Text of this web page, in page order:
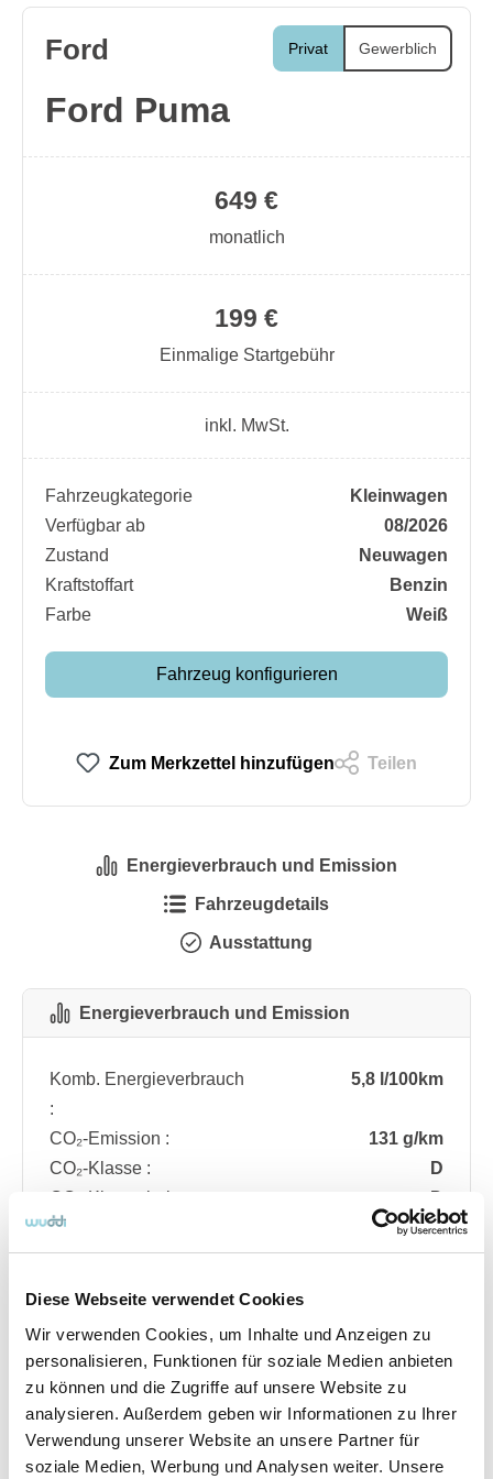
Diese Webseite verwendet Cookies
Wir verwenden Cookies, um Inhalte und Anzeigen zu
personalisieren, Funktionen für soziale Medien anbieten
zu können und die Zugriffe auf unsere Website zu
analysieren. Außerdem geben wir Informationen zu Ihrer
Verwendung unserer Website an unsere Partner für
soziale Medien, Werbung und Analysen weiter. Unsere
Privat Gewerblich
Ford
Ford Puma
199 €
Einmalige Startgebühr
649 €
monatlich
inkl. MwSt.
Fahrzeugkategorie
Kleinwagen
Verfügbar ab
08/2026
Zustand
Neuwagen
Kraftstoffart
Benzin
Farbe
Weiß
Fahrzeug konfigurieren
Zum Merkzettel hinzufügen Teilen
Energieverbrauch und Emission
Fahrzeugdetails
Ausstattung
Energieverbrauch und Emission
Komb. Energieverbrauch
:
5,8 l/100km
CO₂-Emission :
131 g/km
CO₂-Klasse :
D
CO₂-Klasse bei
entladener Batterie :
D
Fahrzeugdetails
Angebotsnummer
ABO74.567
Ausstattungslinie
ST Line
Verfügbar ab